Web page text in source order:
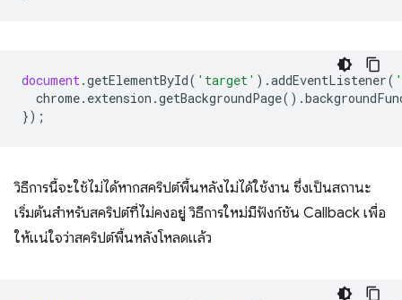
document.getElementById( 'target' ).addEventListener(
chrome. extension .getBackgroundPage().
});
วิธีการนี้จะใช้ไม่ได้หากสคริปต์พื้นหลังไม่ได้ใช้งาน ซึ่งเป็นสถานะ
เริ่มต้นสำหรับสคริปต์ที่ไม่คงอยู่ วิธีการใหม่มีฟังก์ชัน Callback เพื่อ
ให้แน่ใจว่าสคริปต์พื้นหลังโหลดแล้ว